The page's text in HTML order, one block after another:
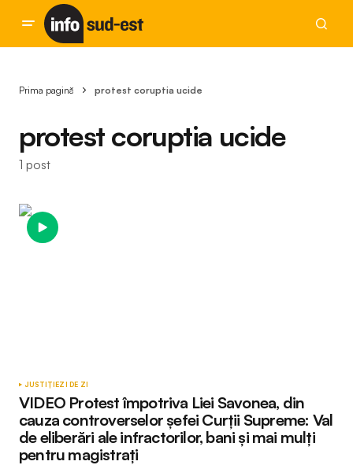
Prima pagină protest coruptia ucide
protest coruptia ucide
1 post
JUSTIȚIEZI DE ZI
VIDEO Protest împotriva Liei Savonea, din
cauza controverselor șefei Curții Supreme: Val
de eliberări ale infractorilor, bani și mai mulți
pentru magistrați